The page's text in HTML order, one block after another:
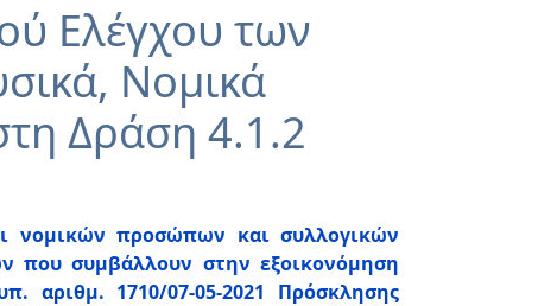
Ελέγχου των
Νομικά
Δράση 4.1.2
νομικών προσώπων και συλλογικών
που συμβάλλουν στην εξοικονόμηση
αριθμ. 1710/07-05-2021 Πρόσκλησης